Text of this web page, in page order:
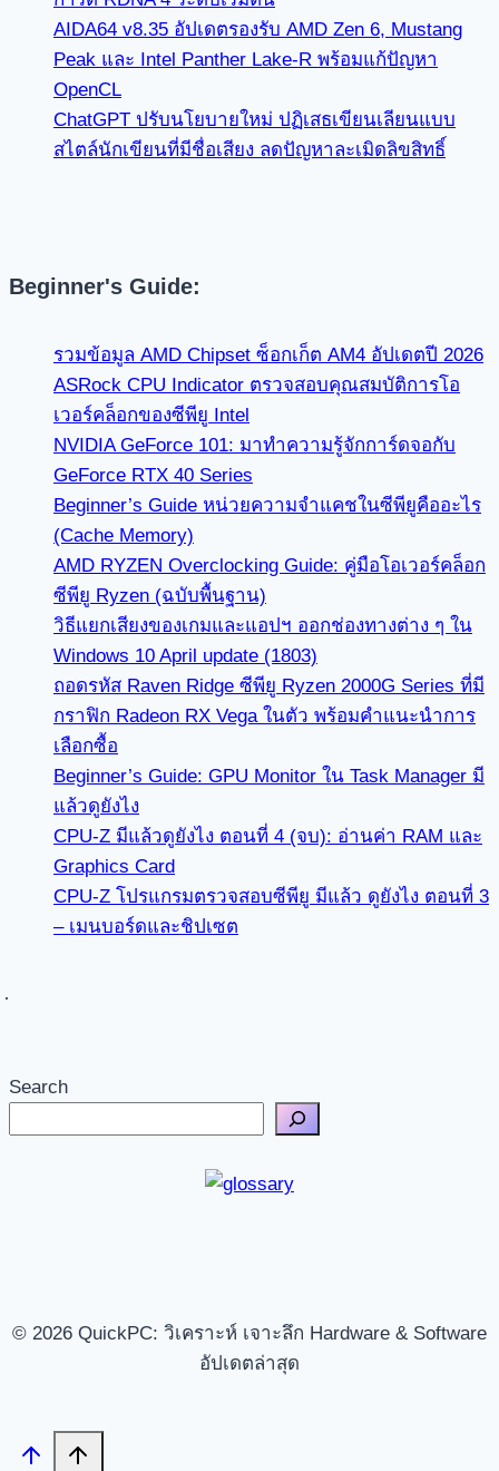
AIDA64 v8.35 อัปเดตรองรับ AMD Zen 6, Mustang
Peak และ Intel Panther Lake-R พร้อมแก้ปัญหา
OpenCL
ChatGPT ปรับนโยบายใหม่ ปฏิเสธเขียนเลียนแบบ
สไตล์นักเขียนที่มีชื่อเสียง ลดปัญหาละเมิดลิขสิทธิ์
Beginner's Guide:
รวมข้อมูล AMD Chipset ซ็อกเก็ต AM4 อัปเดตปี 2026
ASRock CPU Indicator ตรวจสอบคุณสมบัติการโอ
เวอร์คล็อกของซีพียู Intel
NVIDIA GeForce 101: มาทำความรู้จักการ์ดจอกับ
GeForce RTX 40 Series
Beginner’s Guide หน่วยความจำแคชในซีพียูคืออะไร
(Cache Memory)
AMD RYZEN Overclocking Guide: คู่มือโอเวอร์คล็อก
ซีพียู Ryzen (ฉบับพื้นฐาน)
วิธีแยกเสียงของเกมและแอปฯ ออกช่องทางต่าง ๆ ใน
Windows 10 April update (1803)
ถอดรหัส Raven Ridge ซีพียู Ryzen 2000G Series ที่มี
กราฟิก Radeon RX Vega ในตัว พร้อมคำแนะนำการ
เลือกซื้อ
Beginner’s Guide: GPU Monitor ใน Task Manager มี
แล้วดูยังไง
CPU-Z มีแล้วดูยังไง ตอนที่ 4 (จบ): อ่านค่า RAM และ
Graphics Card
CPU-Z โปรแกรมตรวจสอบซีพียู มีแล้ว ดูยังไง ตอนที่ 3
– เมนบอร์ดและชิปเซต
Search
© 2026 QuickPC: วิเคราะห์ เจาะลึก Hardware & Software
อัปเดตล่าสุด